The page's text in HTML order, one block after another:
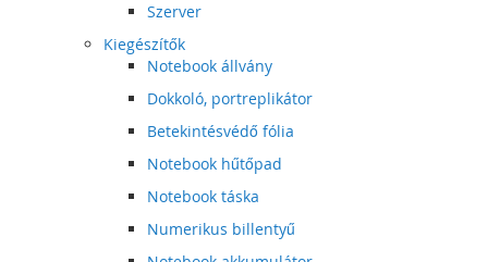
Szerver
Kiegészítők
Notebook állvány
Dokkoló, portreplikátor
Betekintésvédő fólia
Notebook hűtőpad
Notebook táska
Numerikus billentyű